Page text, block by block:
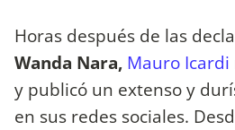
Horas después de las
Wanda Nara, Mauro Icardi
y publicó un extenso y
en sus redes sociales.